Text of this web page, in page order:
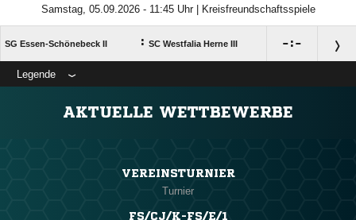
Samstag, 05.09.2026 - 11:45 Uhr | Kreisfreundschaftsspiele
SG Essen-Schönebeck II : SC Westfalia Herne III :
Legende
AKTUELLE WETTBEWERBE
VEREINSTURNIER
Turnier
FS/CJ/K-FS/E/1